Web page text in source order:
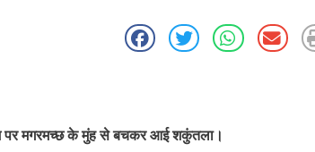
पर मगरमच्छ के मुंह से बचकर आई शकुंतला।